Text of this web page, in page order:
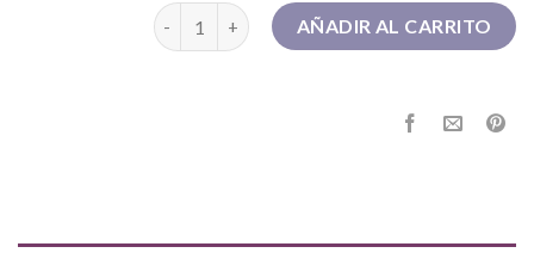
botas salomon cantidadAÑADIR AL CARRITO